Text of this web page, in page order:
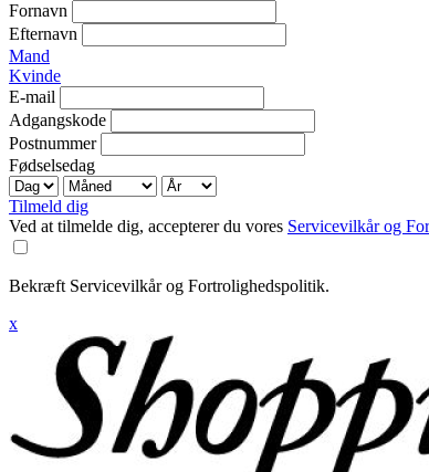
Fornavn
Efternavn
Mand
Kvinde
E-mail
Adgangskode
Postnummer
Fødselsedag
Tilmeld dig
Ved at tilmelde dig, accepterer du vores Servicevilkår og
Bekræft Servicevilkår og Fortrolighedspolitik.
x